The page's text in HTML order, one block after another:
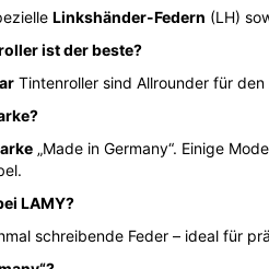
Linkshänder-Federn (LH)
ist der beste?
Tintenroller sind Allrounder für
„Made in Germany“. Einige
LAMY?
schreibende Feder – ideal für